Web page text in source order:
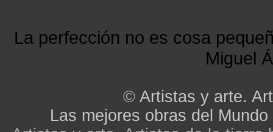
La perfección no es cosa
Miguel
© Artistas y arte.
Las mejores obras del Mundo